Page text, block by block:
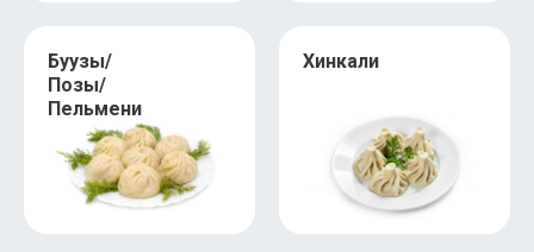
Буузы/
Позы/
Пельмени
Хинкали